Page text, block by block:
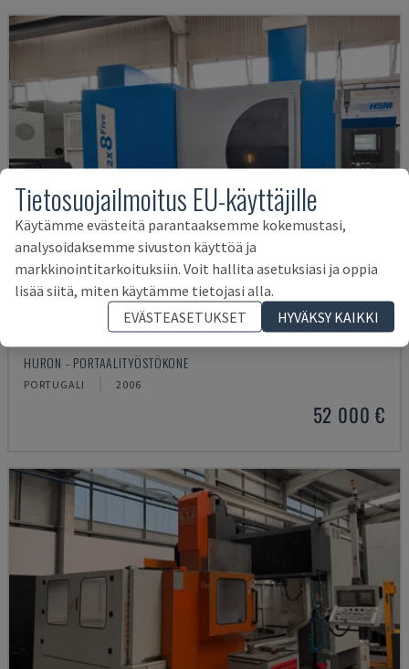
HURON - PORTAALITYÖSTÖKONE
PORTUGALI 2006
52 000 €
Tietosuojailmoitus EU-käyttäjille
Käytämme evästeitä parantaaksemme kokemustasi,
analysoidaksemme sivuston käyttöä ja
markkinointitarkoituksiin. Voit hallita asetuksiasi ja oppia
lisää siitä, miten käytämme tietojasi alla.
EVÄSTEASETUKSET
HYVÄKSY KAIKKI